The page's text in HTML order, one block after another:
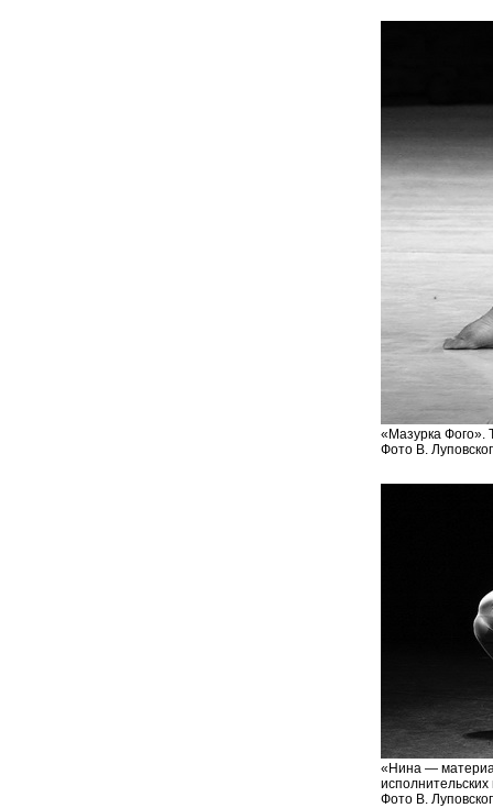
«Мазурка Фого».
Фото В.
«Нина —
Фото В.